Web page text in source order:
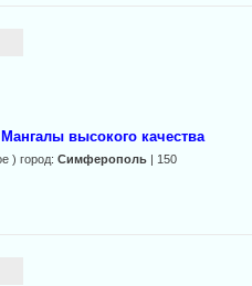
Мангалы высокого качества
) город: Симферополь| 150